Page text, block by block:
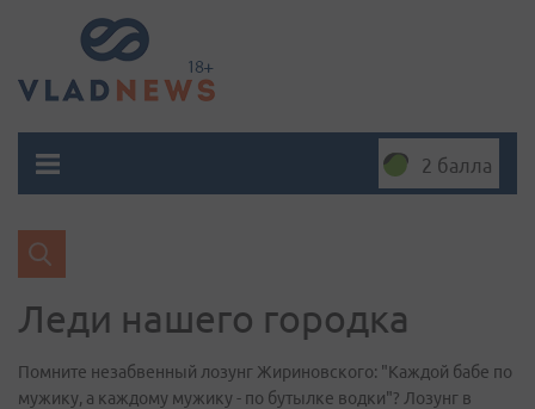
2 балла
Леди нашего городка
Помните незабвенный лозунг Жириновского: "Каждой бабе по
мужику, а каждому мужику - по бутылке водки"? Лозунг в